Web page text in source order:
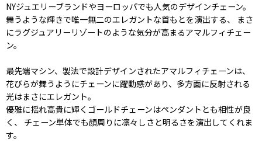
NYジュエリーブランドやヨーロッパでも人気のデザインチェーン。
舞うような輝きで唯一無二のエレガントな首もとを演出する、 まさ
にラグジュアリーリゾートのような気分が高まるアマルフィチェー
ン。
最先端マシン、製法で設計デザインされたアマルフィチェーンは、
花びらが舞うようにチェーンに躍動感があり、多方面に反射される
光はまさにエレガント。
優雅に揺れ高貴に輝くゴールドチェーンはペンダントとも相性が良
く、 チェーン単体でも顔周りに凛々しさと明るさを演出してくれま
す。